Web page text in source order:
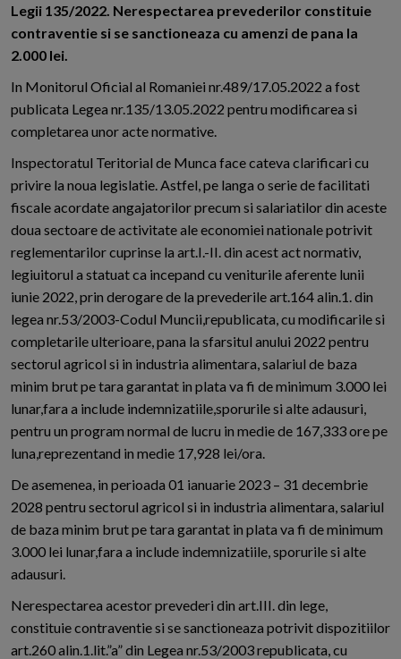
Legii 135/2022. Nerespectarea prevederilor constituie
contraventie si se sanctioneaza cu amenzi de pana la
2.000 lei.
In Monitorul Oficial al Romaniei nr.489/17.05.2022 a fost
publicata Legea nr.135/13.05.2022 pentru modificarea si
completarea unor acte normative.
Inspectoratul Teritorial de Munca face cateva clarificari cu
privire la noua legislatie. Astfel, pe langa o serie de facilitati
fiscale acordate angajatorilor precum si salariatilor din aceste
doua sectoare de activitate ale economiei nationale potrivit
reglementarilor cuprinse la art.I.-II. din acest act normativ,
legiuitorul a statuat ca incepand cu veniturile aferente lunii
iunie 2022, prin derogare de la prevederile art.164 alin.1. din
legea nr.53/2003-Codul Muncii,republicata, cu modificarile si
completarile ulterioare, pana la sfarsitul anului 2022 pentru
sectorul agricol si in industria alimentara, salariul de baza
minim brut pe tara garantat in plata va fi de minimum 3.000 lei
lunar,fara a include indemnizatiile,sporurile si alte adausuri,
pentru un program normal de lucru in medie de 167,333 ore pe
luna,reprezentand in medie 17,928 lei/ora.
De asemenea, in perioada 01 ianuarie 2023 – 31 decembrie
2028 pentru sectorul agricol si in industria alimentara, salariul
de baza minim brut pe tara garantat in plata va fi de minimum
3.000 lei lunar,fara a include indemnizatiile, sporurile si alte
adausuri.
Nerespectarea acestor prevederi din art.III. din lege,
constituie contraventie si se sanctioneaza potrivit dispozitiilor
art.260 alin.1.lit.”a” din Legea nr.53/2003 republicata, cu